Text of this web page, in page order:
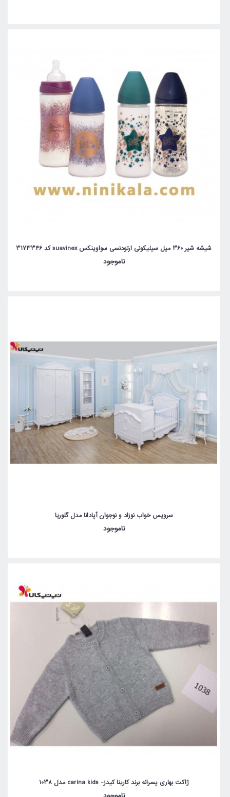
شیشه شیر 360 میل سیلیکونی ارتودنسی سواوینکس suavinex کد 3173346
ناموجود
سرویس خواب نوزاد و نوجوان آپادانا مدل گلوریا
ناموجود
ژاکت بهاری پسرانه برند کارینا کیدز- carina kids مدل 1038